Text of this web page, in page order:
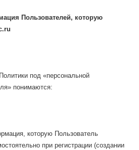
Пользователей, которую
под «персональной
понимаются:
которую Пользователь
при регистрации (создании